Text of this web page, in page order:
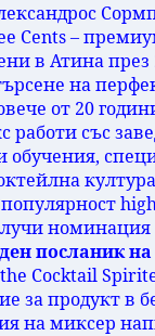
Cents–
в Атина през
на
от 20
работи със
обучения,
номинация
посланик
Cocktail
за продукт в
на миксер